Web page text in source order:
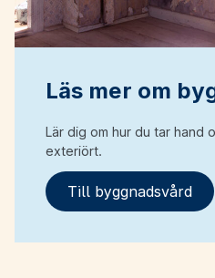
Läs mer om
Lär dig om hur du tar hand
exteriört.
Till byggnadsvård